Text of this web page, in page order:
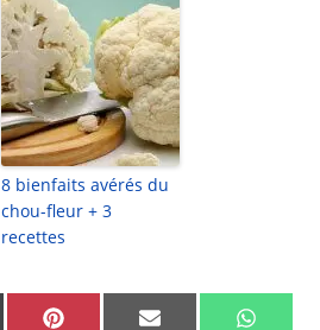
8 bienfaits avérés du
chou-fleur + 3
recettes
Share Share